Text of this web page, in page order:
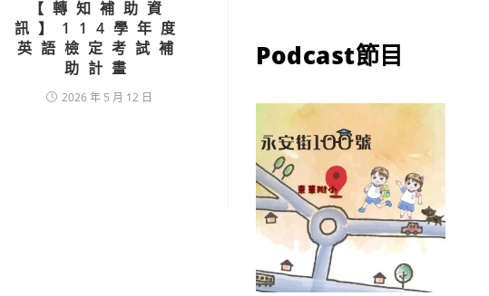
【轉知補助資
訊】114學年度
英語檢定考試補
助計畫
2026 年 5 月 12 日
Podcast節目